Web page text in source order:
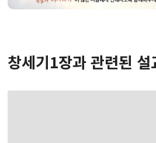
창세기1장과 관련된 설